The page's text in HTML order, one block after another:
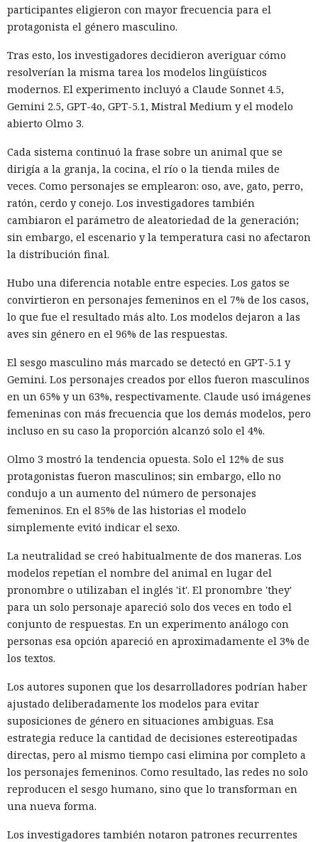
participantes eligieron con mayor frecuencia para el
protagonista el género masculino.
Tras esto, los investigadores decidieron averiguar cómo
resolverían la misma tarea los modelos lingüísticos
modernos. El experimento incluyó a Claude Sonnet 4.5,
Gemini 2.5, GPT-4o, GPT-5.1, Mistral Medium y el modelo
abierto Olmo 3.
Cada sistema continuó la frase sobre un animal que se
dirigía a la granja, la cocina, el río o la tienda miles de
veces. Como personajes se emplearon: oso, ave, gato, perro,
ratón, cerdo y conejo. Los investigadores también
cambiaron el parámetro de aleatoriedad de la generación;
sin embargo, el escenario y la temperatura casi no afectaron
la distribución final.
Hubo una diferencia notable entre especies. Los gatos se
convirtieron en personajes femeninos en el 7% de los casos,
lo que fue el resultado más alto. Los modelos dejaron a las
aves sin género en el 96% de las respuestas.
El sesgo masculino más marcado se detectó en GPT-5.1 y
Gemini. Los personajes creados por ellos fueron masculinos
en un 65% y un 63%, respectivamente. Claude usó imágenes
femeninas con más frecuencia que los demás modelos, pero
incluso en su caso la proporción alcanzó solo el 4%.
Olmo 3 mostró la tendencia opuesta. Solo el 12% de sus
protagonistas fueron masculinos; sin embargo, ello no
condujo a un aumento del número de personajes
femeninos. En el 85% de las historias el modelo
simplemente evitó indicar el sexo.
La neutralidad se creó habitualmente de dos maneras. Los
modelos repetían el nombre del animal en lugar del
pronombre o utilizaban el inglés 'it'. El pronombre 'they'
para un solo personaje apareció solo dos veces en todo el
conjunto de respuestas. En un experimento análogo con
personas esa opción apareció en aproximadamente el 3% de
los textos.
Los autores suponen que los desarrolladores podrían haber
ajustado deliberadamente los modelos para evitar
suposiciones de género en situaciones ambiguas. Esa
estrategia reduce la cantidad de decisiones estereotipadas
directas, pero al mismo tiempo casi elimina por completo a
los personajes femeninos. Como resultado, las redes no solo
reproducen el sesgo humano, sino que lo transforman en
una nueva forma.
Los investigadores también notaron patrones recurrentes